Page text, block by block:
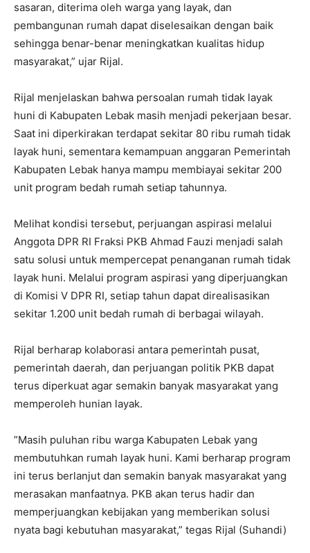
sasaran, diterima oleh warga yang layak, dan
pembangunan rumah dapat diselesaikan dengan baik
sehingga benar-benar meningkatkan kualitas hidup
masyarakat,” ujar Rijal.
‎Rijal menjelaskan bahwa persoalan rumah tidak layak
huni di Kabupaten Lebak masih menjadi pekerjaan besar.
Saat ini diperkirakan terdapat sekitar 80 ribu rumah tidak
layak huni, sementara kemampuan anggaran Pemerintah
Kabupaten Lebak hanya mampu membiayai sekitar 200
unit program bedah rumah setiap tahunnya.
‎Melihat kondisi tersebut, perjuangan aspirasi melalui
Anggota DPR RI Fraksi PKB Ahmad Fauzi menjadi salah
satu solusi untuk mempercepat penanganan rumah tidak
layak huni. Melalui program aspirasi yang diperjuangkan
di Komisi V DPR RI, setiap tahun dapat direalisasikan
sekitar 1.200 unit bedah rumah di berbagai wilayah.
‎Rijal berharap kolaborasi antara pemerintah pusat,
pemerintah daerah, dan perjuangan politik PKB dapat
terus diperkuat agar semakin banyak masyarakat yang
memperoleh hunian layak.
‎”Masih puluhan ribu warga Kabupaten Lebak yang
membutuhkan rumah layak huni. Kami berharap program
ini terus berlanjut dan semakin banyak masyarakat yang
merasakan manfaatnya. PKB akan terus hadir dan
memperjuangkan kebijakan yang memberikan solusi
nyata bagi kebutuhan masyarakat,” tegas Rijal (Suhandi)